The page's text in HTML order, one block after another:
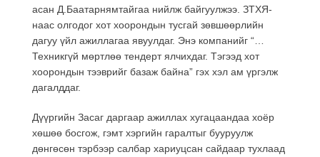
асан Д.Баатарнямтайгаа нийлж байгуулжээ. ЗТХЯ-
наас олгодог хот хоорондын тусгай зөвшөөрлийн
дагуу үйл ажиллагаа явуулдаг. Энэ компанийг “…
Техникгүй мөртлөө тендерт ялчихдаг. Тэгээд хот
хоорондын тээврийг базаж байна” гэх хэл ам үргэлж
дагалддаг.
Дүүргийн Засаг даргаар ажиллах хугацаандаа хоёр
хөшөө босгож, гэмт хэргийн гаралтыг бууруулж
дөнгөсөн тэрбээр салбар хариуцсан сайдаар тухлаад